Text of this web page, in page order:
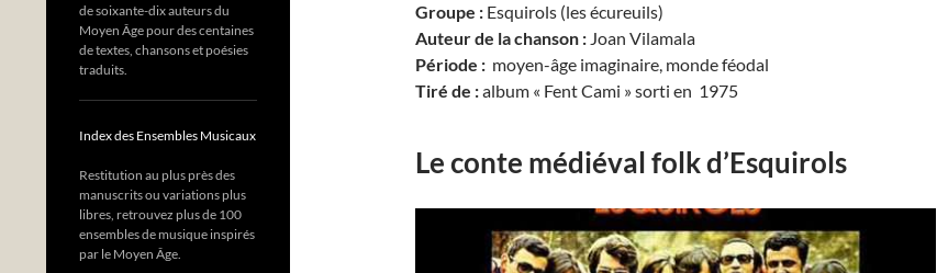
Groupe : Esquirols (les écureuils)
Auteur de la chanson : Joan Vilamala
Période : moyen-âge imaginaire, monde féodal
Tiré de :album « Fent Cami » sorti en 1975
Le conte médiéval folk d’Esquirols
de soixante-dix auteurs du
Moyen Âge pour des centaines
de textes, chansons et poésies
traduits.
Index des Ensembles Musicaux
Restitution au plus près des
manuscrits ou variations plus
libres, retrouvez plus de 100
ensembles de musique inspirés
par le Moyen Âge.